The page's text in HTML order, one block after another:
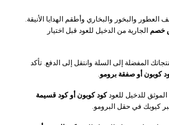
العطور والبخور والبخاري وأطقم الهدايا الأنيقة.
خصم الجارية من الدخيل للعود قبل اختيار
المفضلة إلى السلة وانتقل إلى الدفع. تأكد
كوبون أو صفقة برومو
للدخيل للعودكود كوبون أو كود قسيمة
كيوبك في حقل البرومو.